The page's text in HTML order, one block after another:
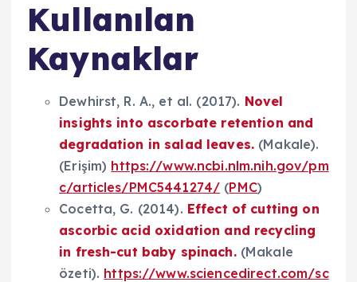
Kullanılan
Kaynaklar
Dewhirst, R. A., et al. (2017). Novel
insights into ascorbate retention and
degradation in salad leaves. (Makale).
(Erişim) https://www.ncbi.nlm.nih.gov/pm
c/articles/PMC5441274/ (PMC)
Cocetta, G. (2014). Effect of cutting on
ascorbic acid oxidation and recycling
in fresh-cut baby spinach.(Makale
özeti). https://www.sciencedirect.com/sc